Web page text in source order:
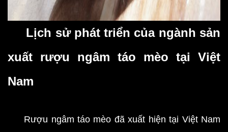
Lịch sử phát triển của ngành sản
xuất rượu ngâm táo mèo tại Việt
Nam
Rượu ngâm táo mèo đã xuất hiện tại Việt Nam